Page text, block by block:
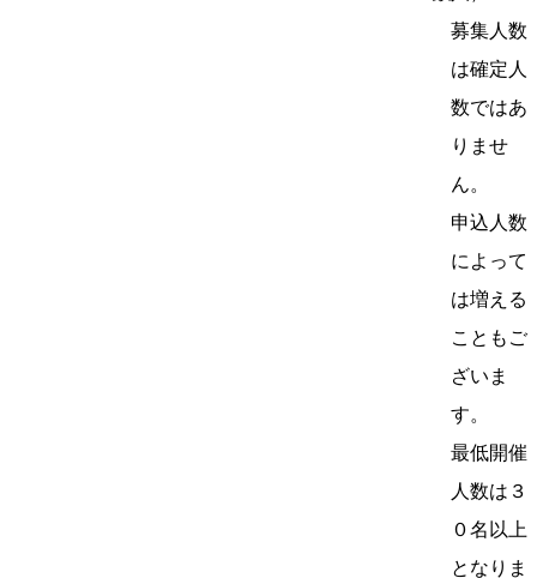
募集人数
は確定人
数ではあ
りませ
ん。
申込人数
によって
は増える
こともご
ざいま
す。
最低開催
人数は３
０名以上
となりま